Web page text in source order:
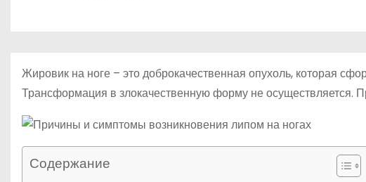
Жировик на ноге – это доброкачественная опухоль, которая
Трансформация в злокачественную форму не осуществляется.
Содержание